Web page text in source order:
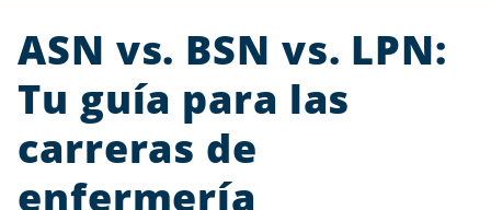
ASN vs. BSN vs. LPN:
Tu guía para las
carreras de
enfermería